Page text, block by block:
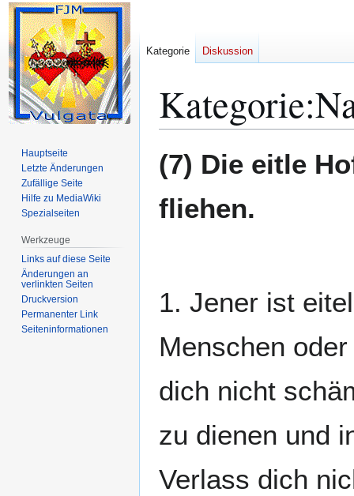
Kategorie:
Navigation
Suche
(7) Die eitle
fliehen.
1. Jener ist
Menschen
dich nicht
zu dienen und
Verlass dich
Kategorie Diskussion
Hauptseite
Letzte Änderungen
Zufällige Seite
Hilfe zu MediaWiki
Spezialseiten
Werkzeuge
Links auf diese Seite
Änderungen an
verlinkten Seiten
Druckversion
Permanenter Link
Seiten­­informationen